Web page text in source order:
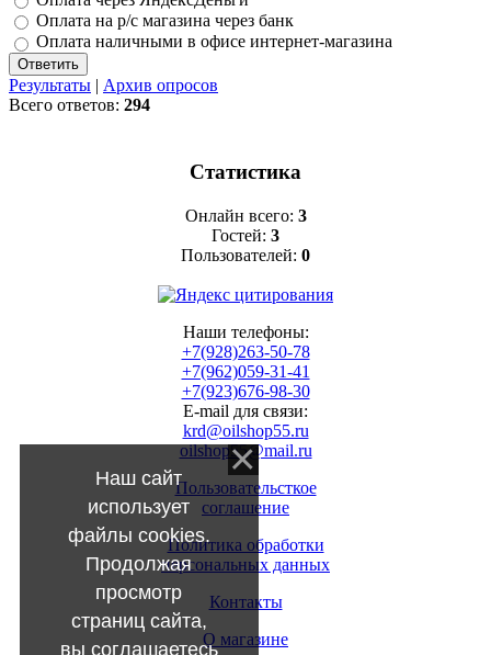
Оплата на р/с магазина через банк
Оплата наличными в офисе интернет-магазина
Результаты | Архив опросов
Всего ответов: 294
Статистика
Онлайн всего: 3
Гостей: 3
Пользователей: 0
Наши телефоны:
+7(928)263-50-78
+7(962)059-31-41
+7(923)676-98-30
E-mail для связи:
krd@oilshop55.ru
oilshop55@mail.ru
Пользовательсткое
соглашение
Политика обработки
персональных данных
Контакты
О магазине
Наш сайт
использует
файлы cookies.
Продолжая
просмотр
страниц сайта,
вы соглашаетесь